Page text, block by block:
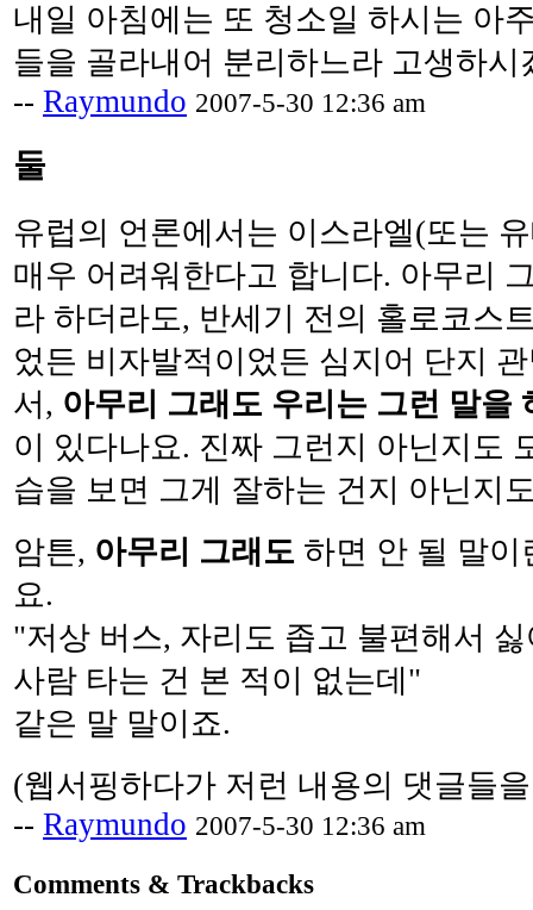
내일 아침에는 또 청소일 하시는 아
들을 골라내어 분리하느라 고생하시
-- Raymundo 2007-5-30 12:36 am
둘
유럽의 언론에서는 이스라엘(또는
매우 어려워한다고 합니다. 아무리
라 하더라도, 반세기 전의 홀로코스
었든 비자발적이었든 심지어 단지
서, 아무리 그래도 우리는 그런 말을
이 있다나요. 진짜 그런지 아닌지도
습을 보면 그게 잘하는 건지 아닌지
암튼, 아무리 그래도 하면 안 될 말
요.
"저상 버스, 자리도 좁고 불편해서
사람 타는 건 본 적이 없는데"
같은 말 말이죠.
(웹서핑하다가 저런 내용의 댓글들
-- Raymundo 2007-5-30 12:36 am
Comments & Trackbacks